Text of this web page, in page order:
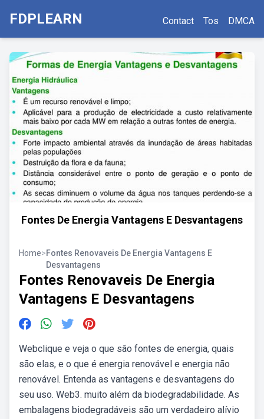
FDPLEARN Contact Tos DMCA
Fontes De Energia Vantagens E Desvantagens
Home>Fontes Renovaveis De Energia Vantagens E
Desvantagens
Fontes Renovaveis De Energia
Vantagens E Desvantagens
Webclique e veja o que são fontes de energia, quais
são elas, e o que é energia renovável e energia não
renovável. Entenda as vantagens e desvantagens do
seu uso. Web3. muito além da biodegradabilidade. As
embalagens biodegradáveis são um verdadeiro alívio